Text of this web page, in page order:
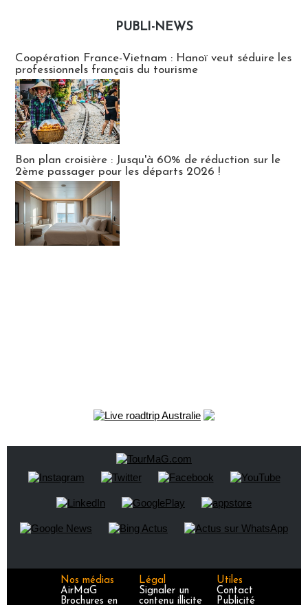
PUBLI-NEWS
Coopération France-Vietnam : Hanoï veut séduire les
professionnels français du tourisme
Bon plan croisière : Jusqu'à 60% de réduction sur le
2ème passager pour les départs 2026 !
Nos médias
AirMaG
Brochures en
Légal
Signaler un
contenu illicite
Utiles
Contact
Publicité